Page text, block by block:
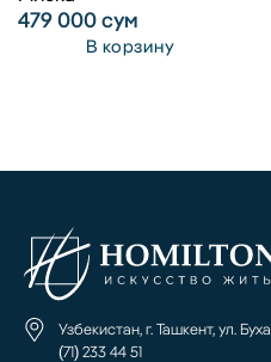
479 000сум
В корзину
Узбекистан, г. Ташкент, ул.
(71) 233 44 51